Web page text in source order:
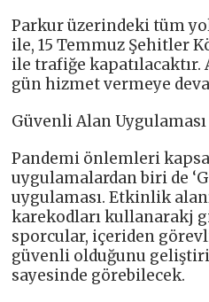
Parkur üzerindeki tüm
ile, 15 Temmuz Şehitler
ile trafiğe
gün hizmet vermeye
Güvenli Alan Uygulaması
Pandemi önlemleri
uygulamalardan biri de
uygulaması. Etkinlik
karekodları kullanarakj
sporcular, içeriden
güvenli olduğunu
sayesinde görebilecek.